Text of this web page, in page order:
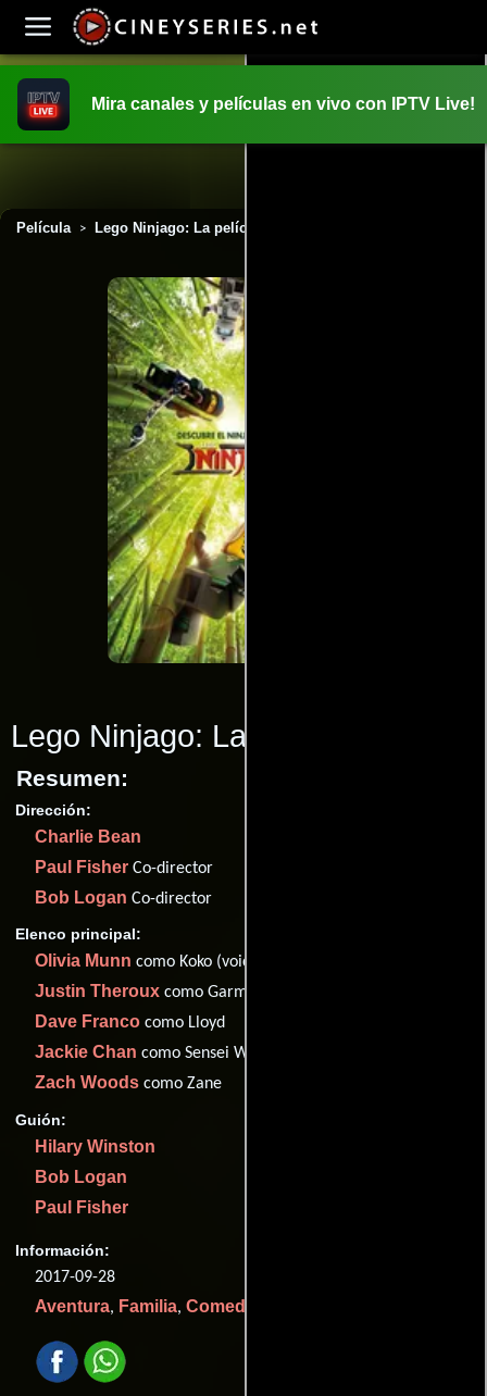
Mira canales y películas en vivo con IPTV Live!
Película > Lego Ninjago: La película (2017)
Lego Ninjago: La película
Resumen:
Dirección:
Charlie Bean
Paul Fisher Co-director
Bob Logan Co-director
Elenco principal:
Olivia Munn como Koko (voice)
Justin Theroux como Garmadon
Dave Franco como Lloyd
Jackie Chan como Sensei Wu
Zach Woods como Zane
Guión:
Hilary Winston
Bob Logan
Paul Fisher
Información:
2017-09-28
Aventura, Familia, Comedia